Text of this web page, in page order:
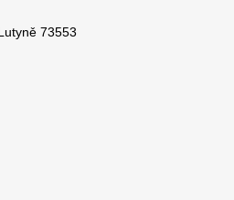
73553